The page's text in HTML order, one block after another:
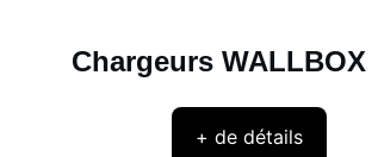
Chargeurs WALLBOX
+ de détails